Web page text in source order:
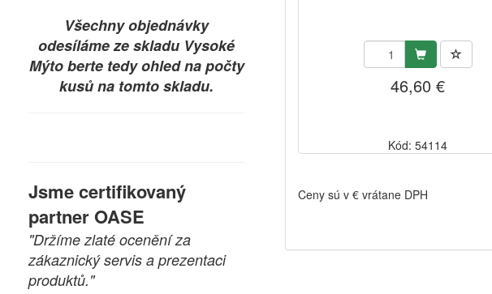
Všechny objednávky
odesíláme ze skladu Vysoké
Mýto berte tedy ohled na počty
kusů na tomto skladu.
Jsme certifikovaný
partner OASE
"Držíme zlaté ocenění za
zákaznický servis a prezentaci
produktů."
46,60 €
Kód: 54114
Ceny sú v € vrátane DPH